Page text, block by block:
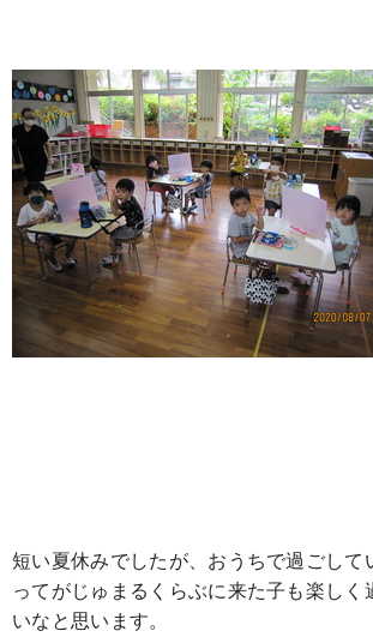
短い夏休みでしたが、おうちで過ごして
ってがじゅまるくらぶに来た子も楽しく
いなと思います。